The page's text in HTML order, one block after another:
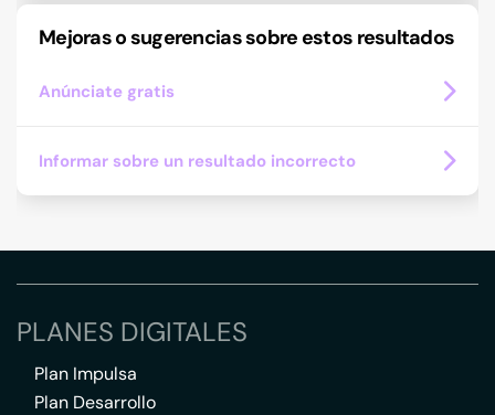
Mejoras o sugerencias sobre estos resultados
Anúnciate gratis
Informar sobre un resultado incorrecto
PLANES DIGITALES
Plan Impulsa
Plan Desarrollo